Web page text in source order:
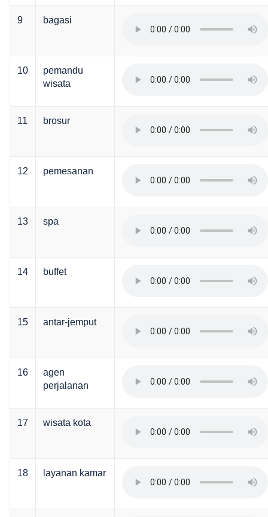
9 bagasi
10
pemandu
wisata
11 brosur
12 pemesanan
13 spa
14 buffet
15 antar-jemput
16
agen
perjalanan
17 wisata kota
18 layanan kamar